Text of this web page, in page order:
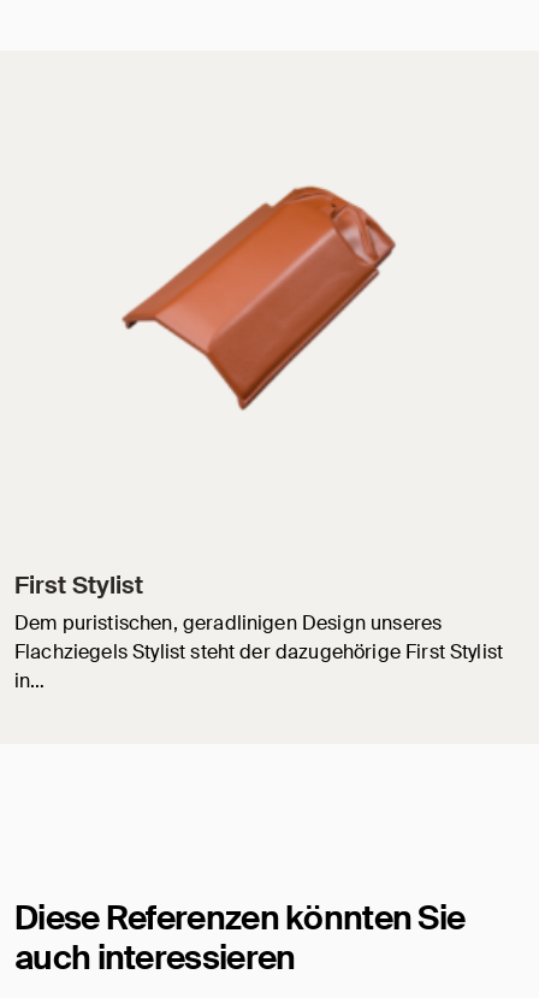
First Stylist
Dem puristischen, geradlinigen Design unseres
Flachziegels Stylist steht der dazugehörige First Stylist
in…
Diese Referenzen könnten Sie
auch interessieren